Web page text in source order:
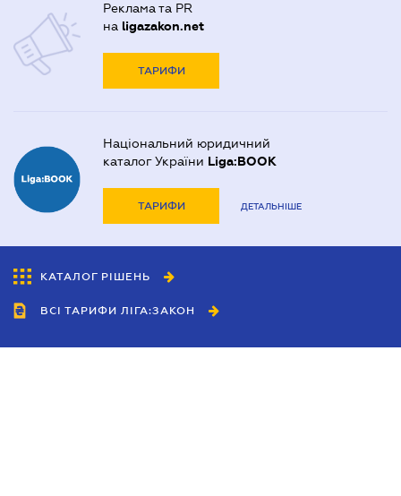
Реклама та PR
на ligazakon.net
ТАРИФИ
Національний юридичний
каталог України Liga:BOOK
ТАРИФИ ДЕТАЛЬНІШЕ
КАТАЛОГ РІШЕНЬ
ВСІ ТАРИФИ ЛІГА:ЗАКОН